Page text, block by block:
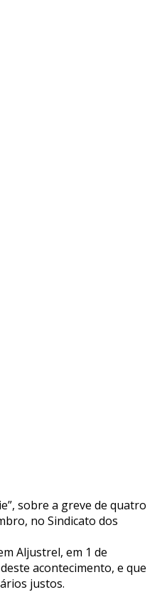
sobre a greve de quatro
no Sindicato dos
Aljustrel, em 1 de
acontecimento, e que
justos.